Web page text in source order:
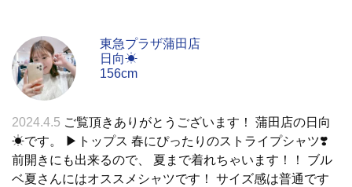
東急プラザ蒲田店
日向☀
156cm
2024.4.5 ご覧頂きありがとうございます！ 蒲田店の日向
☀です。 ▶︎トップス 春にぴったりのストライプシャツ❣️
前開きにも出来るので、 夏まで着れちゃいます！！ ブル
ベ夏さんにはオススメシャツです！ サイズ感は普通です